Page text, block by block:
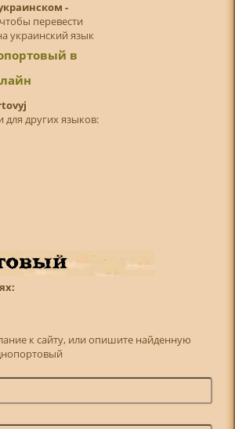
-
перевести
украинский язык
в
других языков:
к сайту, или опишите найденную